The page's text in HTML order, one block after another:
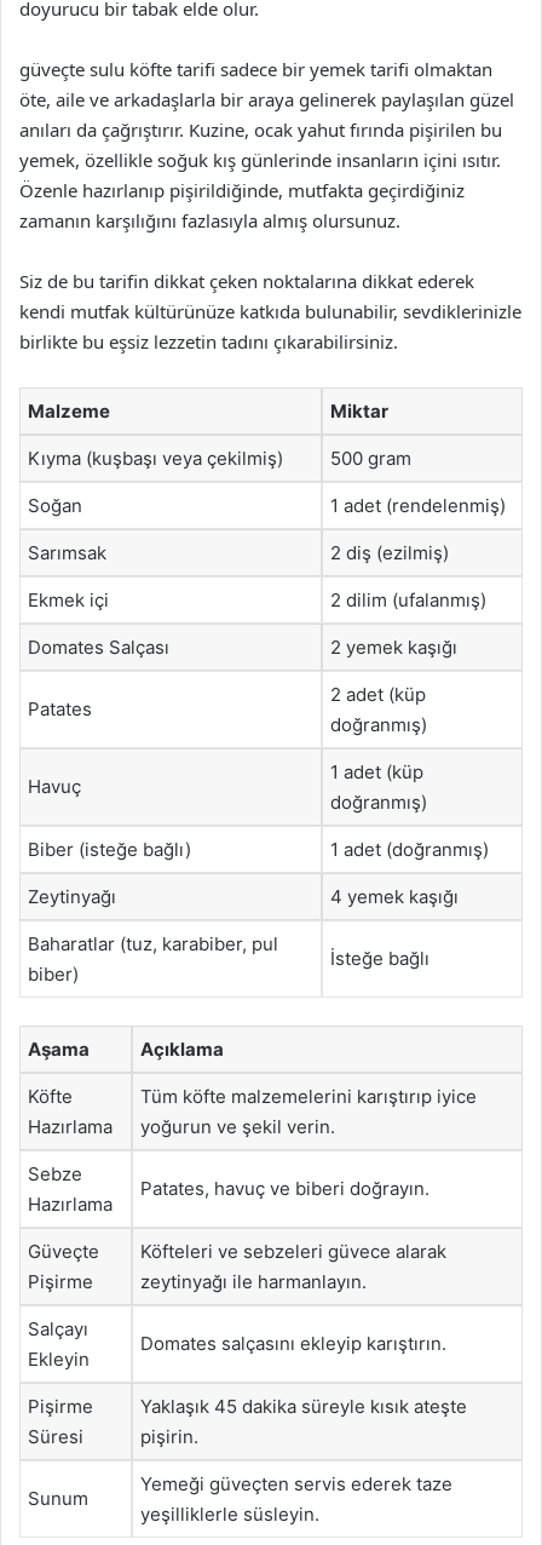
doyurucu bir tabak elde olur.
güveçte sulu köfte tarifi sadece bir yemek tarifi olmaktan
öte, aile ve arkadaşlarla bir araya gelinerek paylaşılan güzel
anıları da çağrıştırır. Kuzine, ocak yahut fırında pişirilen bu
yemek, özellikle soğuk kış günlerinde insanların içini ısıtır.
Özenle hazırlanıp pişirildiğinde, mutfakta geçirdiğiniz
zamanın karşılığını fazlasıyla almış olursunuz.
Siz de bu tarifin dikkat çeken noktalarına dikkat ederek
kendi mutfak kültürünüze katkıda bulunabilir, sevdiklerinizle
birlikte bu eşsiz lezzetin tadını çıkarabilirsiniz.
Malzeme Miktar
Kıyma (kuşbaşı veya çekilmiş) 500 gram
Soğan 1 adet (rendelenmiş)
Sarımsak 2 diş (ezilmiş)
Ekmek içi 2 dilim (ufalanmış)
Domates Salçası 2 yemek kaşığı
Patates
2 adet (küp
doğranmış)
Havuç
1 adet (küp
doğranmış)
Biber (isteğe bağlı) 1 adet (doğranmış)
Zeytinyağı 4 yemek kaşığı
Baharatlar (tuz, karabiber, pul
biber)
İsteğe bağlı
Aşama Açıklama
Köfte
Hazırlama
Tüm köfte malzemelerini karıştırıp iyice
yoğurun ve şekil verin.
Sebze
Hazırlama
Patates, havuç ve biberi doğrayın.
Güveçte
Pişirme
Köfteleri ve sebzeleri güvece alarak
zeytinyağı ile harmanlayın.
Salçayı
Ekleyin
Domates salçasını ekleyip karıştırın.
Pişirme
Süresi
Yaklaşık 45 dakika süreyle kısık ateşte
pişirin.
Sunum
Yemeği güveçten servis ederek taze
yeşilliklerle süsleyin.